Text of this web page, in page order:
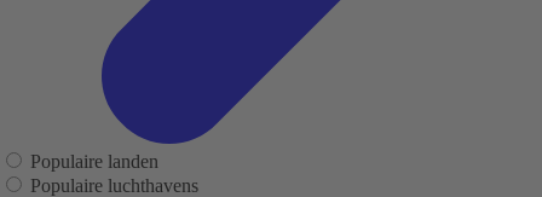
Populaire landen
Populaire luchthavens